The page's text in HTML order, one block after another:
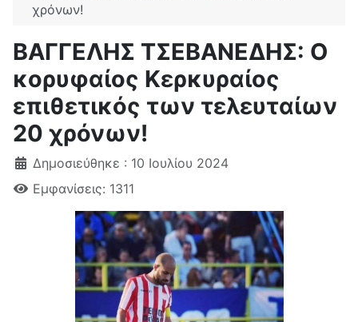
χρόνων!
ΒΑΓΓΕΛΗΣ ΤΣΕΒΑΝΕΔΗΣ: Ο
κορυφαίος Κερκυραίος
επιθετικός των τελευταίων
20 χρόνων!
Δημοσιεύθηκε : 10 Ιουλίου 2024
Εμφανίσεις: 1311